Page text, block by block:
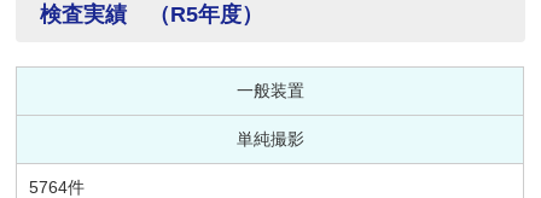
検査実績 （R5年度）
一般装置
単純撮影
5764件